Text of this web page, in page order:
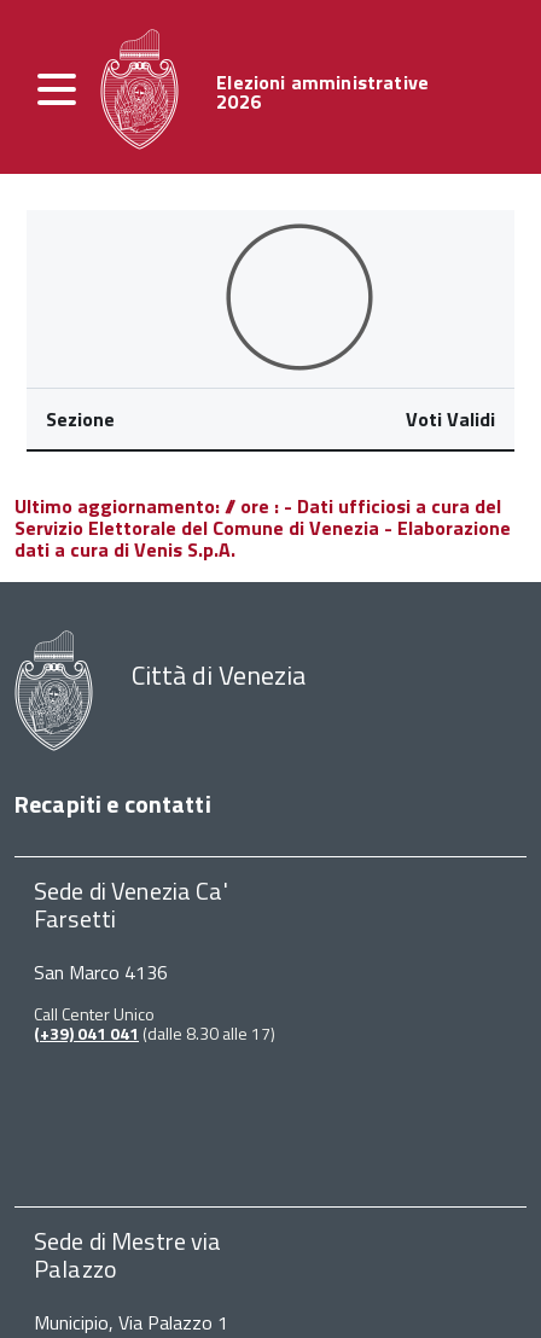
Elezioni amministrative
2026
Sezione Voti Validi
Ultimo aggiornamento: // ore : - Dati ufficiosi a cura del
Servizio Elettorale del Comune di Venezia - Elaborazione
dati a cura di Venis S.p.A.
Città di Venezia
Recapiti e contatti
Sede di Venezia Ca'
Farsetti
San Marco 4136
Call Center Unico
(+39) 041 041 (dalle 8.30 alle 17)
Sede di Mestre via
Palazzo
Municipio, Via Palazzo 1